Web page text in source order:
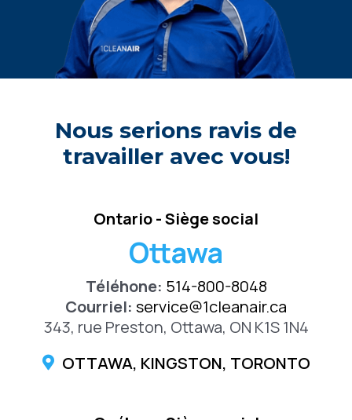
Nous serions ravis de
travailler avec vous!
Ontario - Siège social
Ottawa
Téléhone: 514-800-8048
Courriel: service@1cleanair.ca
343, rue Preston, Ottawa, ON K1S 1N4
OTTAWA, KINGSTON, TORONTO